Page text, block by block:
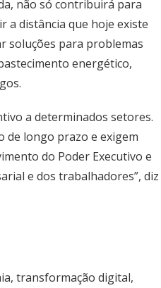
não só contribuirá para
a distância que hoje existe
soluções para problemas
energético,
a determinados setores.
de longo prazo e exigem
do Poder Executivo e
e dos trabalhadores”, diz
transformação digital,